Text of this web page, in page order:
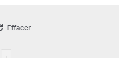
Effacer
bas
2